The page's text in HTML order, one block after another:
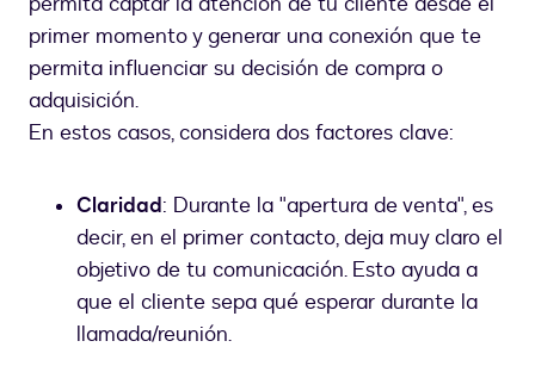
primer momento y generar una conexión que te
permita influenciar su decisión de compra o
adquisición.
En estos casos, considera dos factores clave:
Claridad: Durante la "apertura de venta", es
decir, en el primer contacto, deja muy claro el
objetivo de tu comunicación. Esto ayuda a
que el cliente sepa qué esperar durante la
llamada/reunión.